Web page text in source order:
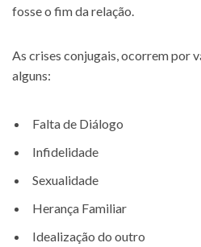
fosse o fim da relação.
As crises conjugais, ocorrem por
alguns:
Falta de Diálogo
Infidelidade
Sexualidade
Herança Familiar
Idealização do outro